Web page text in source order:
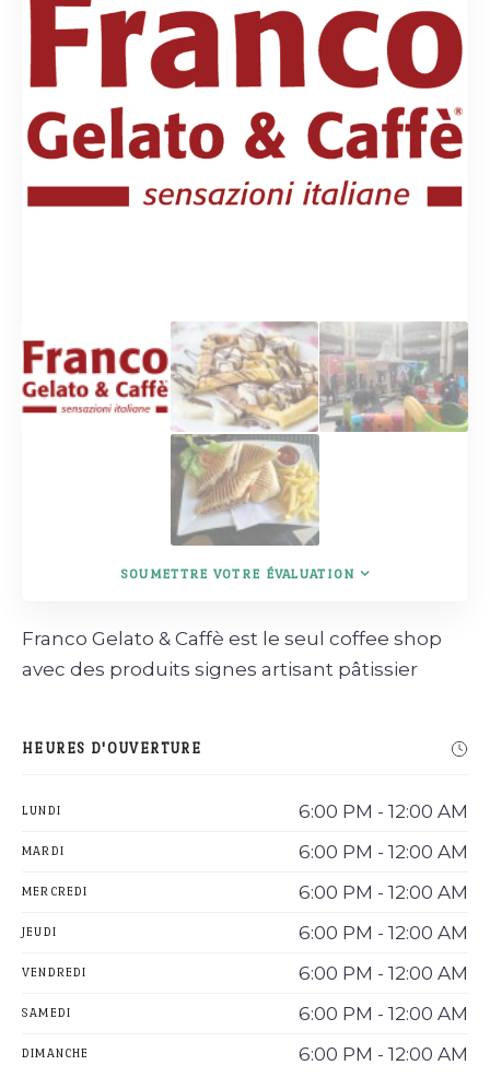
SOUMETTRE VOTRE ÉVALUATION
Franco Gelato & Caffè est le seul coffee shop
avec des produits signes artisant pâtissier
HEURES D'OUVERTURE
LUNDI 6:00 PM - 12:00 AM
MARDI 6:00 PM - 12:00 AM
MERCREDI 6:00 PM - 12:00 AM
JEUDI 6:00 PM - 12:00 AM
VENDREDI 6:00 PM - 12:00 AM
SAMEDI 6:00 PM - 12:00 AM
DIMANCHE 6:00 PM - 12:00 AM